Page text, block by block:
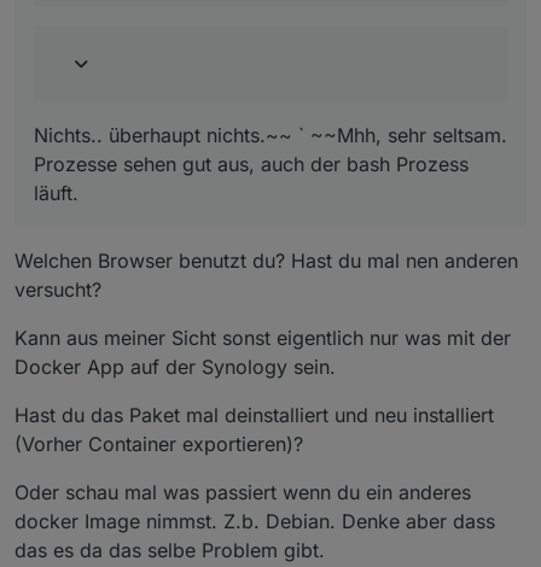
Nichts.. überhaupt nichts.~~ ` ~~Mhh, sehr seltsam.
Prozesse sehen gut aus, auch der bash Prozess
läuft.
Welchen Browser benutzt du? Hast du mal nen anderen
versucht?
Kann aus meiner Sicht sonst eigentlich nur was mit der
Docker App auf der Synology sein.
Hast du das Paket mal deinstalliert und neu installiert
(Vorher Container exportieren)?
Oder schau mal was passiert wenn du ein anderes
docker Image nimmst. Z.b. Debian. Denke aber dass
das es da das selbe Problem gibt.